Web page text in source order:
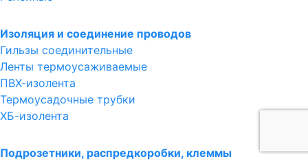
Изоляция и соединение проводов
Гильзы соединительные
Ленты термоусаживаемые
ПВХ-изолента
Термоусадочные трубки
ХБ-изолента
Подрозетники, распредкоробки, клеммы